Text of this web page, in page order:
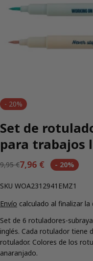
- 20%
Set de
para trabajos
Precio
9,95 €
Precio
venta
7,96 € - 20%
SKU SKU:
WOA2312941EMZ1
Envío calculado al finalizar la
Set de 6 rotuladores-
inglés. Cada rotulador tiene
rotulador. Colores de los
anaranjado.
Comparte